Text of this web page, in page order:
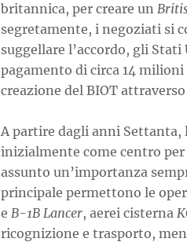
britannica, per creare un
segretamente, i negoziati si
suggellare l’accordo, gli
pagamento di circa 14
creazione del BIOT
A partire dagli anni Settanta,
inizialmente come centro
assunto un’importanza
principale permettono le
e B-1B Lancer, aerei cisterna
ricognizione e trasporto,